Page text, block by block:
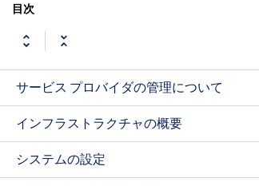
目次
サービス プロバイダの管理について
インフラストラクチャの概要
システムの設定